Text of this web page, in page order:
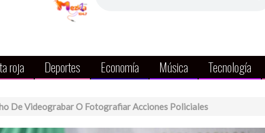
roja Deportes Economía Música Tecnología
De Videograbar O Fotografiar Acciones Policiales